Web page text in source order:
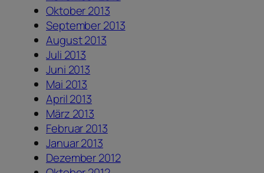
Oktober 2013
September 2013
August 2013
Juli 2013
Juni 2013
Mai 2013
April 2013
März 2013
Februar 2013
Januar 2013
Dezember 2012